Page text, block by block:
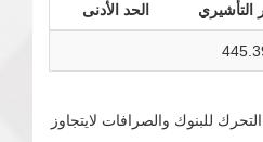
التأشيري الحد الأدنى
- نطاق التحرك للبنوك والصرافات لايتجاوز